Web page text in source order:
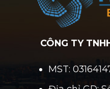
CÔNG TY
MST: